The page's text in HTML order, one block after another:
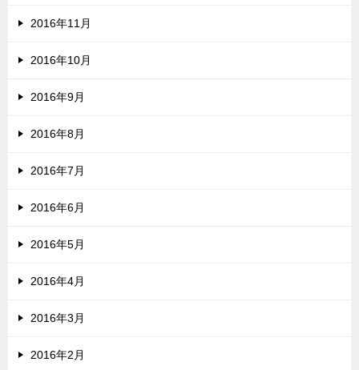
2016年11月
2016年10月
2016年9月
2016年8月
2016年7月
2016年6月
2016年5月
2016年4月
2016年3月
2016年2月